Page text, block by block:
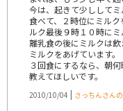
今は、起きて少しして
食べて、２時位にミル
ルク最後９時１０時にミ
離乳食の後にミルクは
ミルクをあげています。
３回食にするなら、朝
教えてほしいです。
2010/10/04 | さっちんさん